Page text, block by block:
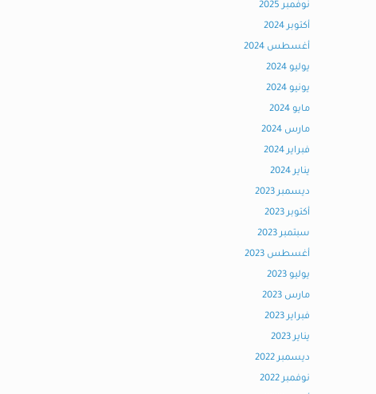
نوفمبر 2025
أكتوبر 2024
أغسطس 2024
يوليو 2024
يونيو 2024
مايو 2024
مارس 2024
فبراير 2024
يناير 2024
ديسمبر 2023
أكتوبر 2023
سبتمبر 2023
أغسطس 2023
يوليو 2023
مارس 2023
فبراير 2023
يناير 2023
ديسمبر 2022
نوفمبر 2022